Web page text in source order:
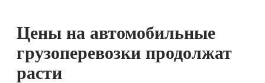
Технологии
Цены на автомобильные
грузоперевозки продолжат
расти